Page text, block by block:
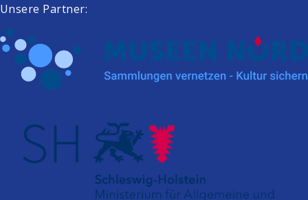
Unsere Partner: